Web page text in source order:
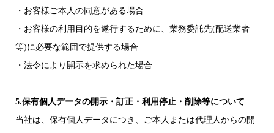
・お客様ご本人の同意がある場合
・お客様の利用目的を遂行するために、業務委託先(配送業者
等)に必要な範囲で提供する場合
・法令により開示を求められた場合
5.保有個人データの開示・訂正・利用停止・削除等について
当社は、保有個人データにつき、ご本人または代理人からの開